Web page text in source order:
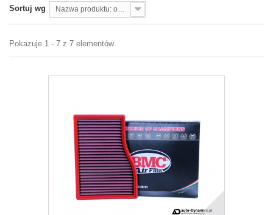
Sortuj wg Nazwa produktu: od A do Z
Pokazuje 1 - 7 z 7 elementów